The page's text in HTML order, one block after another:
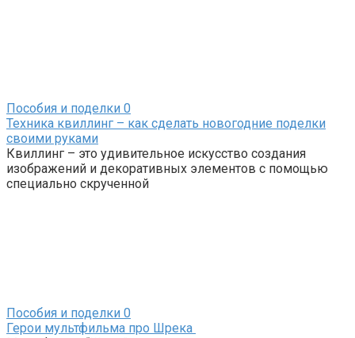
Пособия и поделки 0
Техника квиллинг – как сделать новогодние поделки
своими руками
Квиллинг – это удивительное искусство создания
изображений и декоративных элементов с помощью
специально скрученной
Пособия и поделки 0
Герои мультфильма про Шрека